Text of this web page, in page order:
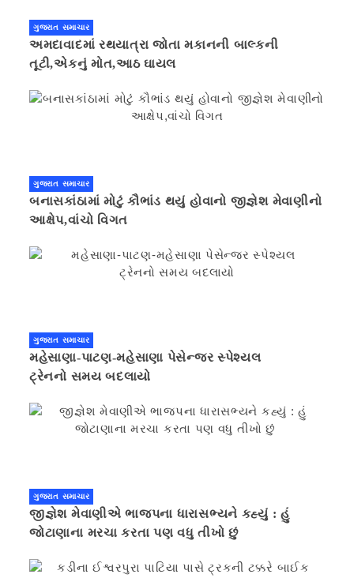
ગુજરાત સમાચાર
અમદાવાદમાં રથયાત્રા જોતા મકાનની બાલ્કની
તૂટી,એકનું મોત,આઠ ઘાયલ
ગુજરાત સમાચાર
બનાસકાંઠામાં મોટું કૌભાંડ થયું હોવાનો જીજ્ઞેશ મેવાણીનો
આક્ષેપ,વાંચો વિગત
ગુજરાત સમાચાર
મહેસાણા-પાટણ-મહેસાણા પેસેન્જર સ્પેશ્યલ
ટ્રેનનો સમય બદલાયો
ગુજરાત સમાચાર
જીજ્ઞેશ મેવાણીએ ભાજપના ધારાસભ્યને કહ્યું : હું
જોટાણાના મરચા કરતા પણ વધુ તીખો છું